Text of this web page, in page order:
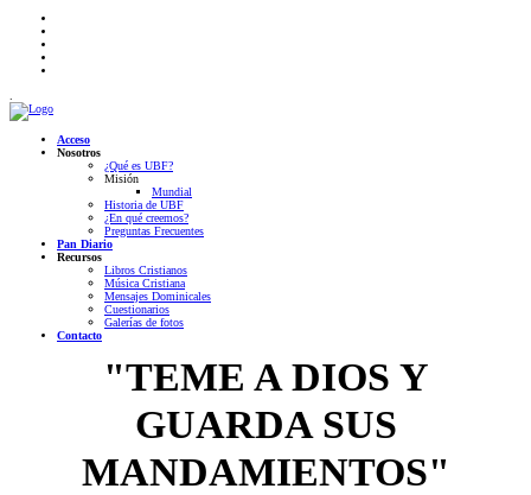
Acceso
Nosotros
¿Qué es UBF?
Misión
Mundial
Historia de UBF
¿En qué creemos?
Preguntas Frecuentes
Pan Diario
Recursos
Libros Cristianos
Música Cristiana
Mensajes Dominicales
Cuestionarios
Galerías de fotos
Contacto
"TEME A DIOS Y
GUARDA SUS
MANDAMIENTOS"